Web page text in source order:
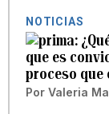
NOTICIAS
que es
proceso que
Por Valeria